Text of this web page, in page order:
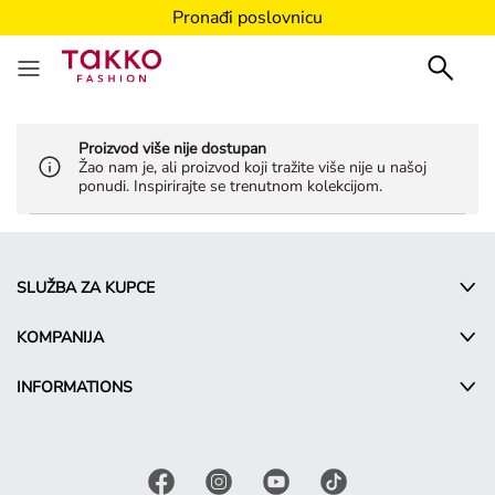
Pronađi poslovnicu
Proizvod više nije dostupan
Žao nam je, ali proizvod koji tražite više nije u našoj
ponudi. Inspirirajte se trenutnom kolekcijom.
SLUŽBA ZA KUPCE
KOMPANIJA
INFORMATIONS